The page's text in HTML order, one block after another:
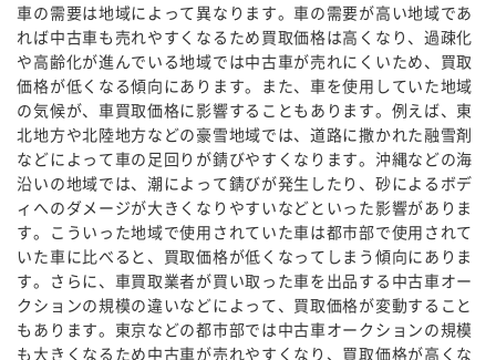
車の需要は地域によって異なります。車の需要が高い地域であ
れば中古車も売れやすくなるため買取価格は高くなり、過疎化
や高齢化が進んでいる地域では中古車が売れにくいため、買取
価格が低くなる傾向にあります。また、車を使用していた地域
の気候が、車買取価格に影響することもあります。例えば、東
北地方や北陸地方などの豪雪地域では、道路に撒かれた融雪剤
などによって車の足回りが錆びやすくなります。沖縄などの海
沿いの地域では、潮によって錆びが発生したり、砂によるボデ
ィへのダメージが大きくなりやすいなどといった影響がありま
す。こういった地域で使用されていた車は都市部で使用されて
いた車に比べると、買取価格が低くなってしまう傾向にありま
す。さらに、車買取業者が買い取った車を出品する中古車オー
クションの規模の違いなどによって、買取価格が変動すること
もあります。東京などの都市部では中古車オークションの規模
も大きくなるため中古車が売れやすくなり、買取価格が高くな